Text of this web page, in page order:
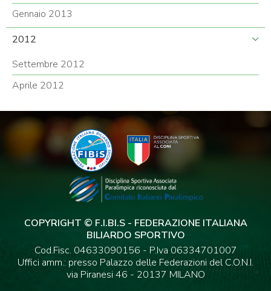
Gennaio 2013
2012
Settembre 2012
Aprile 2012
COPYRIGHT © F.I.BI.S - FEDERAZIONE ITALIANA
BILIARDO SPORTIVO
Cod.Fisc. 04633090156 - P.Iva 06334701007
Uffici amm.: presso Palazzo delle Federazioni del C.O.N.I.
via Piranesi 46 - 20137 MILANO